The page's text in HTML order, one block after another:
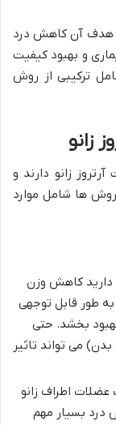
هدف آن کاهش درد
و بهبود کیفیت
ترکیبی از روش
زانو
زانو دارند و
ها شامل موارد
دارید کاهش وزن
به طور قابل توجهی
بخشد. حتی
۱۰ درصد وزن بدن) می تواند تاثیر
اطراف زانو
درد بسیار مهم